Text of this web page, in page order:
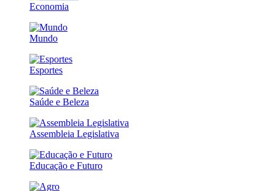
Economia
Mundo
Esportes
Saúde e Beleza
Assembleia Legislativa
Educação e Futuro